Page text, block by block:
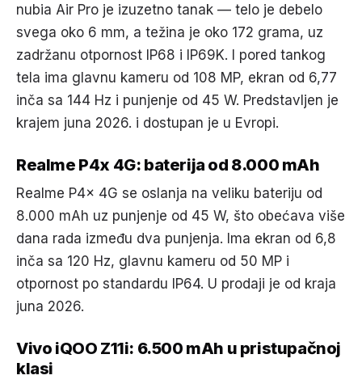
nubia Air Pro je izuzetno tanak — telo je debelo
svega oko 6 mm, a težina je oko 172 grama, uz
zadržanu otpornost IP68 i IP69K. I pored tankog
tela ima glavnu kameru od 108 MP, ekran od 6,77
inča sa 144 Hz i punjenje od 45 W. Predstavljen je
krajem juna 2026. i dostupan je u Evropi.
Realme P4x 4G: baterija od 8.000 mAh
Realme P4x 4G se oslanja na veliku bateriju od
8.000 mAh uz punjenje od 45 W, što obećava više
dana rada između dva punjenja. Ima ekran od 6,8
inča sa 120 Hz, glavnu kameru od 50 MP i
otpornost po standardu IP64. U prodaji je od kraja
juna 2026.
Vivo iQOO Z11i: 6.500 mAh u pristupačnoj
klasi